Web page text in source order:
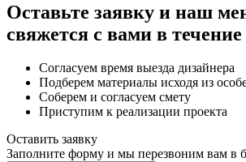
Оставьте заявку и наш
свяжется с вами в
Согласуем время выезда дизайнера
Подберем материалы исходя из
Соберем и согласуем смету
Приступим к реализации проекта
Оставить заявку
Заполните форму и мы перезвоним вам в